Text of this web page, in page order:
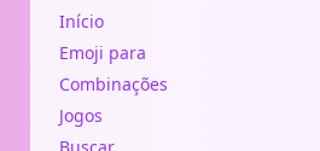
Início
Emoji para
Combinações
Jogos